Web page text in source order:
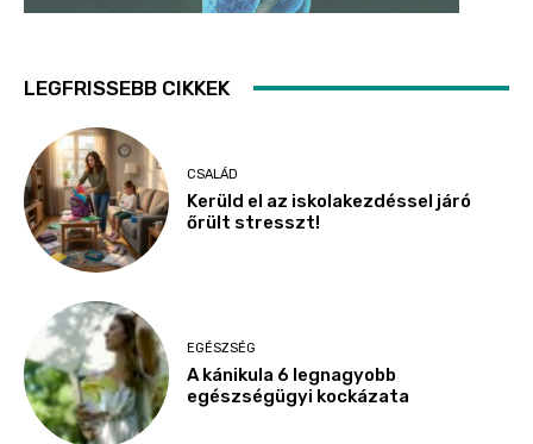
LEGFRISSEBB CIKKEK
CSALÁD
Kerüld el az iskolakezdéssel járó
őrült stresszt!
EGÉSZSÉG
A kánikula 6 legnagyobb
egészségügyi kockázata